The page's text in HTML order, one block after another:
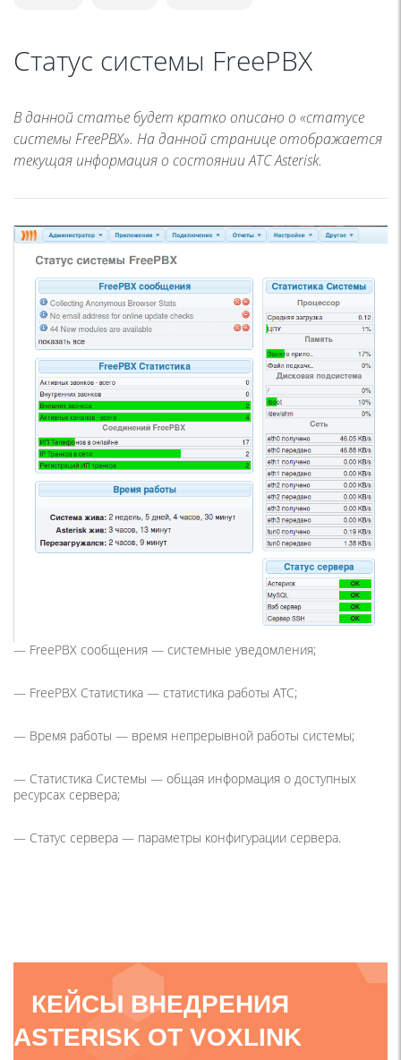
Статус системы FreePBX
В данной статье будет кратко описано о «статусе
системы FreePBX». На данной странице отображается
текущая информация о состоянии АТС Asterisk.
— FreePBX сообщения — системные уведомления;
— FreePBX Статистика — статистика работы АТС;
— Время работы — время непрерывной работы системы;
— Статистика Системы — общая информация о доступных
ресурсах сервера;
— Статус сервера — параметры конфигурации сервера.
КЕЙСЫ ВНЕДРЕНИЯ
ASTERISK ОТ VOXLINK